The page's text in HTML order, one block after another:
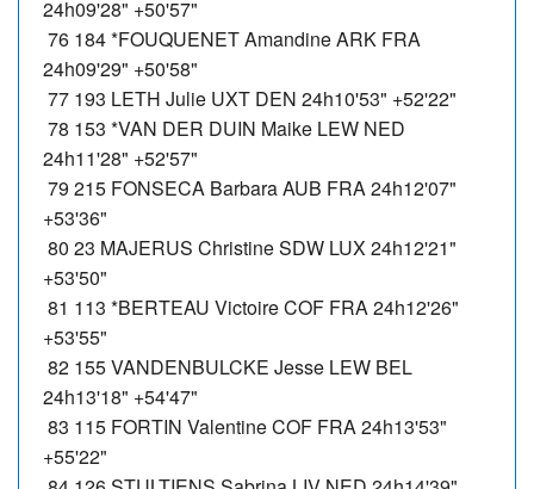
24h09'28" +50'57"
76 184 *FOUQUENET Amandine ARK FRA
24h09'29" +50'58"
77 193 LETH Julie UXT DEN 24h10'53" +52'22"
78 153 *VAN DER DUIN Maike LEW NED
24h11'28" +52'57"
79 215 FONSECA Barbara AUB FRA 24h12'07"
+53'36"
80 23 MAJERUS Christine SDW LUX 24h12'21"
+53'50"
81 113 *BERTEAU Victoire COF FRA 24h12'26"
+53'55"
82 155 VANDENBULCKE Jesse LEW BEL
24h13'18" +54'47"
83 115 FORTIN Valentine COF FRA 24h13'53"
+55'22"